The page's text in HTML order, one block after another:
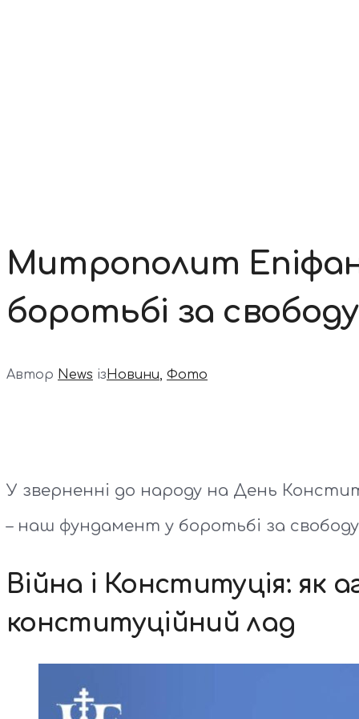
Митрополит
боротьбі за
Автор News ізНовини, Фото
У зверненні до народу на День
– наш фундамент у боротьбі за
Війна і Конституція:
конституційний лад